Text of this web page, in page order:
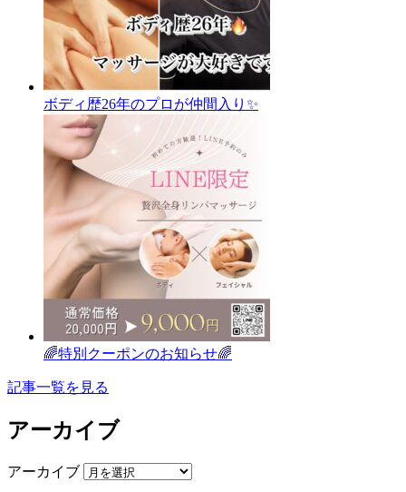
ボディ歴26年のプロが仲間入り✨
🌈特別クーポンのお知らせ🌈
記事一覧を見る
アーカイブ
アーカイブ